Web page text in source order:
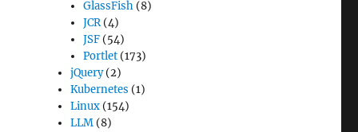
GlassFish (8)
JCR(4)
JSF (54)
Portlet (173)
jQuery(2)
Kubernetes (1)
Linux (154)
LLM (8)